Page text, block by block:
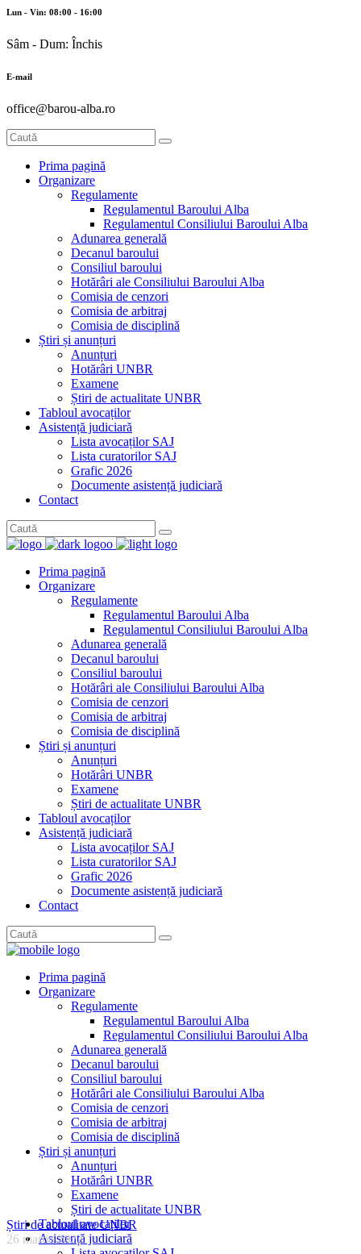
Lun - Vin: 08:00 - 16:00
Sâm - Dum: Închis
E-mail
office@barou-alba.ro
Prima pagină
Organizare
Regulamente
Regulamentul Baroului Alba
Regulamentul Consiliului Baroului Alba
Adunarea generală
Decanul baroului
Consiliul baroului
Hotărâri ale Consiliului Baroului Alba
Comisia de cenzori
Comisia de arbitraj
Comisia de disciplină
Știri și anunțuri
Anunțuri
Hotărâri UNBR
Examene
Știri de actualitate UNBR
Tabloul avocaților
Asistență judiciară
Lista avocaților SAJ
Lista curatorilor SAJ
Grafic 2026
Documente asistență judiciară
Contact
Prima pagină
Organizare
Regulamente
Regulamentul Baroului Alba
Regulamentul Consiliului Baroului Alba
Adunarea generală
Decanul baroului
Consiliul baroului
Hotărâri ale Consiliului Baroului Alba
Comisia de cenzori
Comisia de arbitraj
Comisia de disciplină
Știri și anunțuri
Anunțuri
Hotărâri UNBR
Examene
Știri de actualitate UNBR
Tabloul avocaților
Asistență judiciară
Lista avocaților SAJ
Lista curatorilor SAJ
Grafic 2026
Documente asistență judiciară
Contact
Prima pagină
Organizare
Regulamente
Regulamentul Baroului Alba
Regulamentul Consiliului Baroului Alba
Adunarea generală
Decanul baroului
Consiliul baroului
Hotărâri ale Consiliului Baroului Alba
Comisia de cenzori
Comisia de arbitraj
Comisia de disciplină
Știri și anunțuri
Anunțuri
Hotărâri UNBR
Examene
Știri de actualitate UNBR
Tabloul avocaților
Asistență judiciară
Știri de actualitate UNBR
26 martie 2022